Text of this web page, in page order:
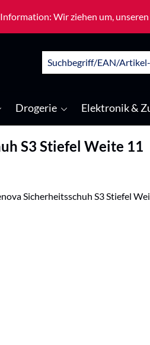
Wir ziehen um,
Drogerie Elektronik &
S3 Stiefel Weite 11